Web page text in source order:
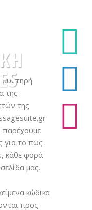
αυστηρή
της
της
παρέχουμε
για το πώς
κάθε φορά
μας.
κώδικα
προς